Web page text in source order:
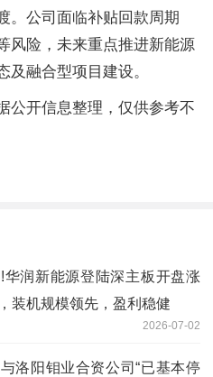
。公司面临补贴回款周期
风险，未来重点推进新能源
及融合型项目建设。
公开信息整理，仅供参考不
华润新能源登陆深主板开盘涨
装机规模领先，盈利稳健
2026-07-02
洛阳钼业合资公司“已基本停